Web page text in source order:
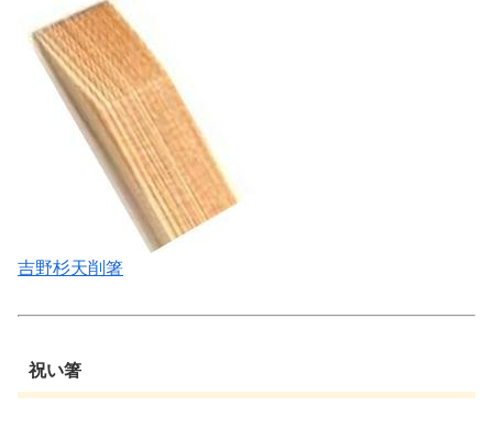
吉野杉天削箸
祝い箸